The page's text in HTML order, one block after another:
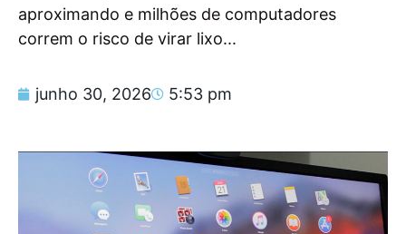
aproximando e milhões de computadores
correm o risco de virar lixo...
junho 30, 2026 5:53 pm